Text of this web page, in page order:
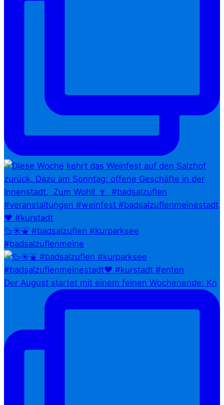
🦆☀️⛲ #badsalzuflen #kurparksee
#badsalzuflenmeine
Der August startet mit einem feinen Wochenende: Kn